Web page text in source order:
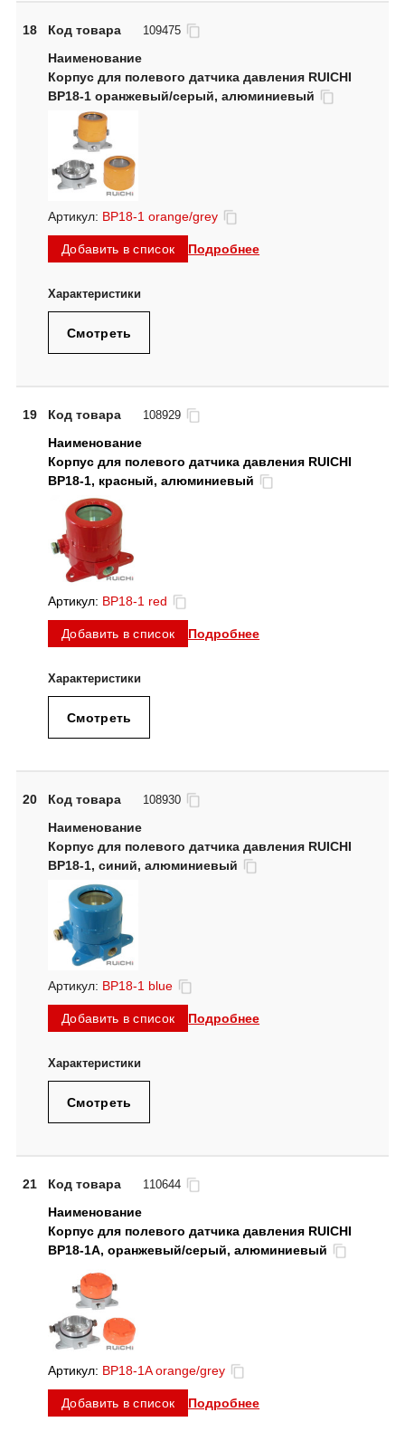
18 Код товара 109475
Корпус для полевого датчика давления RUICHI
BP18-1 оранжевый/серый, алюминиевый
Артикул: BP18-1 orange/grey
Добавить в список Подробнее
Смотреть
19 Код товара 108929
Корпус для полевого датчика давления RUICHI
BP18-1, красный, алюминиевый
Артикул: BP18-1 red
Добавить в список Подробнее
Смотреть
20 Код товара 108930
Корпус для полевого датчика давления RUICHI
BP18-1, синий, алюминиевый
Артикул: BP18-1 blue
Добавить в список Подробнее
Смотреть
21 Код товара 110644
Корпус для полевого датчика давления RUICHI
BP18-1A, оранжевый/серый, алюминиевый
Артикул: BP18-1A orange/grey
Добавить в список Подробнее